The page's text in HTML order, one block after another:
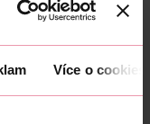
Více o cookies